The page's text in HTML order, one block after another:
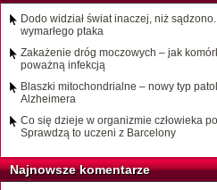
Dodo widział świat inaczej, niż
wymarłego ptaka
Zakażenie dróg moczowych – jak
poważną infekcją
Blaszki mitochondrialne – nowy typ
Alzheimera
Co się dzieje w organizmie człowieka
Sprawdzą to uczeni z Barcelony
Najnowsze komentarze